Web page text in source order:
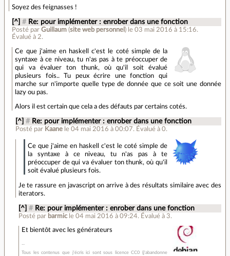
Soyez des feignasses !
[^] # Re: pour implémenter : enrober dans une fonction
Posté parGuillaum (site web personnel ) le 03 mai 2016 à 15:16.
Évalué à 2.
Ce que j'aime en haskell c'est le coté simple de la
syntaxe à ce niveau, tu n'as pas à te préoccuper de
qui va évaluer ton thunk, où qu'il soit évalué
plusieurs fois.. Tu peux écrire une fonction qui
marche sur n'importe quelle type de donnée que ce soit une donnée
lazy ou pas.
Alors il est certain que cela a des défauts par certains cotés.
[^] # Re: pour implémenter : enrober dans une fonction
Posté par Kaane le 04 mai 2016 à 00:07. Évalué à 0.
Ce que j'aime en haskell c'est le coté simple de
la syntaxe à ce niveau, tu n'as pas à te
préoccuper de qui va évaluer ton thunk, où qu'il
soit évalué plusieurs fois.
Je te rassure en javascript on arrive à des résultats similaire avec des
iterators.
[^] # Re: pour implémenter : enrober dans une fonction
Posté par barmic le 04 mai 2016 à 09:24. Évalué à 3.
Et bientôt avec les générateurs
Tous les contenus que j'écris ici sont sous licence CC0 (j'abandonne